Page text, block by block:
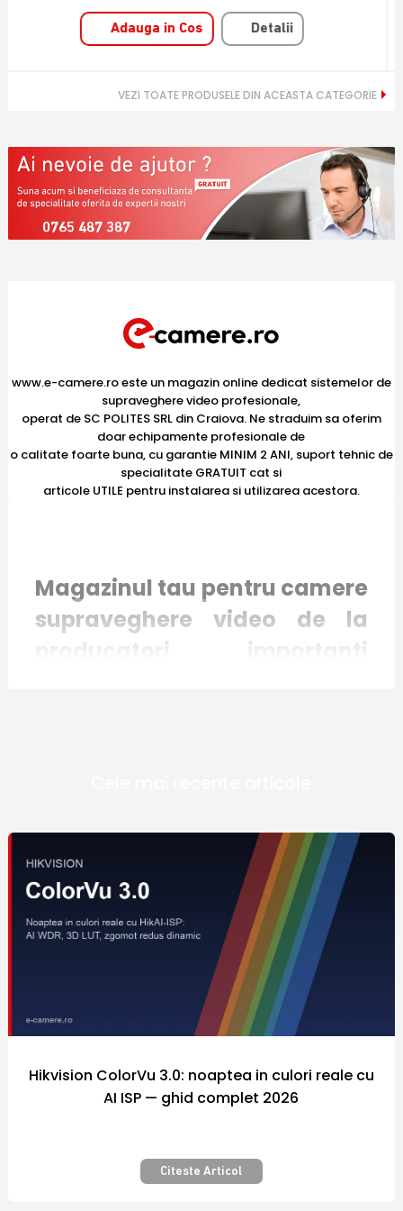
Adauga in Cos Detalii
VEZI TOATE PRODUSELE DIN ACEASTA CATEGORIE
0765 487 387
www.e-camere.ro este un magazin online dedicat sistemelor de
supraveghere video profesionale,
operat de SC POLITES SRL din Craiova. Ne straduim sa oferim
doar echipamente profesionale de
o calitate foarte buna, cu garantie MINIM 2 ANI, suport tehnic de
specialitate GRATUIT cat si
articole UTILE pentru instalarea si utilizarea acestora.
Magazinul tau pentru camere
supraveghere video de la
producatori importanti
producatori renumiti in industria
internationala a sistemelor de securitate, iar
preturile diferitelor modele de echipamente
si camere video supraveghere din portofoliul
firmei Polites Online Srl sunt adaptate la
puterea de cumparare a fiecarui client.
Nicaieri altundeva siguranta nu a costat atat
de putin! Securizarea bunurilor pe care le
detinem este importanta pentru fiecare
dintre noi.
Camera video supraveghere – Pentru
Hikvision ColorVu 3.0: noaptea in culori reale cu
AI ISP — ghid complet 2026
Citeste Articol